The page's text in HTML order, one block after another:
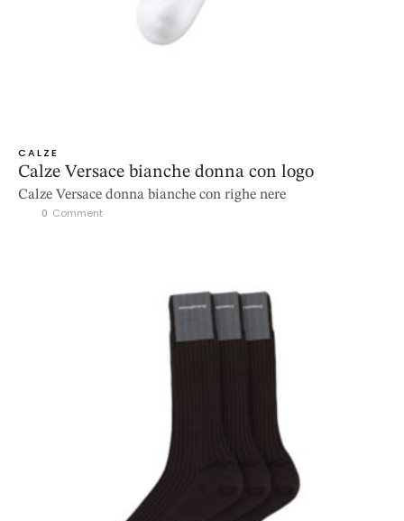
CALZE
Calze Versace bianche donna con logo
Calze Versace donna bianche con righe nere
0 Comment